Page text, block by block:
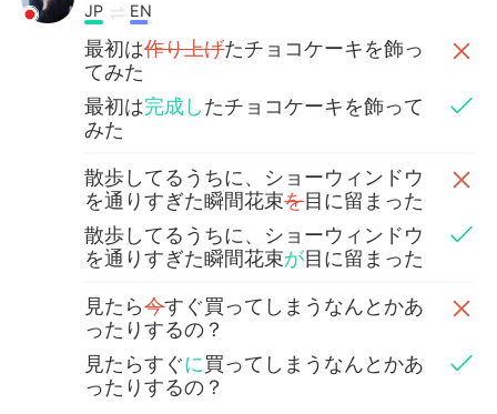
JP EN
最初は作り上げたチョコケーキを飾っ
てみた
最初は完成したチョコケーキを飾って
みた
散歩してるうちに、ショーウィンドウ
を通りすぎた瞬間花束を目に留まった
散歩してるうちに、ショーウィンドウ
を通りすぎた瞬間花束が目に留まった
見たら今すぐ買ってしまうなんとかあ
ったりするの？
見たらすぐに買ってしまうなんとかあ
ったりするの？